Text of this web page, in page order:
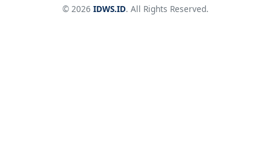
© 2026 IDWS.ID. All Rights Reserved.